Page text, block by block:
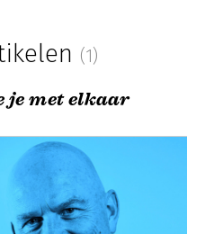
(1)
je met elkaar